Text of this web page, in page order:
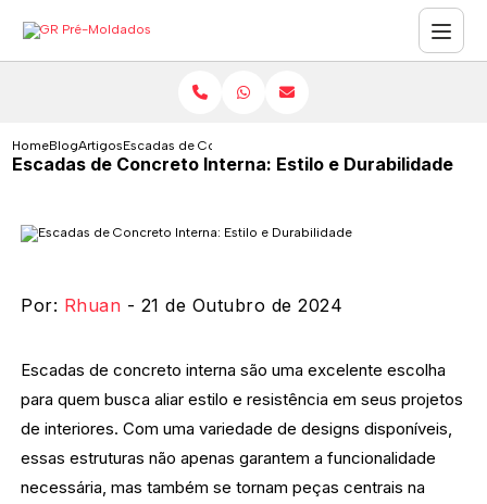
HomeBlogArtigosEscadas de Concreto Interna: Estilo e Durabilidade
Escadas de Concreto Interna: Estilo e Durabilidade
Por: Rhuan - 21 de Outubro de 2024
Escadas de concreto interna são uma excelente escolha
para quem busca aliar estilo e resistência em seus projetos
de interiores. Com uma variedade de designs disponíveis,
essas estruturas não apenas garantem a funcionalidade
necessária, mas também se tornam peças centrais na